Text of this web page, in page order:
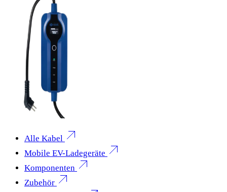
Alle Kabel
Mobile EV-Ladegeräte
Komponenten
Zubehör